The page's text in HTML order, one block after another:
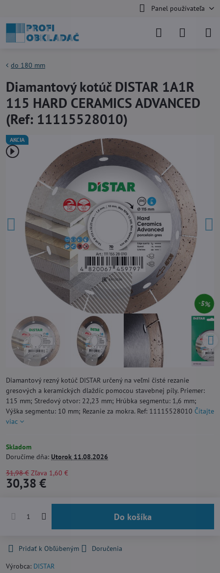
Panel používateľa
AKCIA
5%
do 180 mm
Diamantový kotúč DISTAR 1A1R
115 HARD CERAMICS ADVANCED
(Ref: 11115528010)
Diamantový rezný kotúč DISTAR určený na veľmi čisté rezanie
gresových a keramických dlaždíc pomocou stavebnej píly. Priemer:
115 mm; Stredový otvor: 22,23 mm; Hrúbka segmentu: 1,6 mm;
Výška segmentu: 10 mm; Rezanie za mokra. Ref: 11115528010 Čítajte
viac
Skladom
Doručíme dňa: Utorok 11.08.2026
31,98 € Zľava 1,60 €
30,38 €
Do košíka
Pridať k Obľúbeným
Doručenia
Výrobca: DISTAR